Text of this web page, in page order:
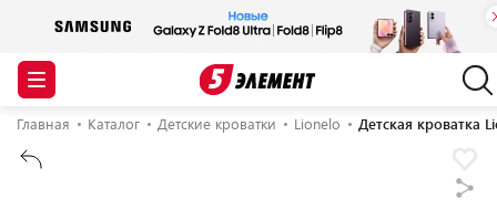
Главная Каталог Детские кроватки Lionelo Детская кроватка